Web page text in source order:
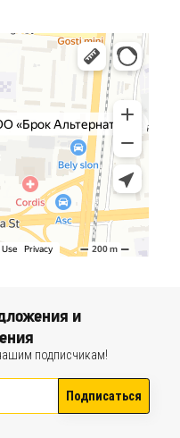
и
подписчикам!
Подписаться